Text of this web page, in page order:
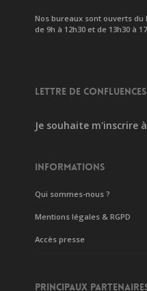
Nos bureaux sont ouverts du
de 9h à 12h30 et de 13h30 à
LETTRE DE CONFLUENCES
Je souhaite m'inscrire
INFORMATIONS
Qui sommes-nous ?
Mentions légales & RGPD
Accès presse
PRINCIPAUX